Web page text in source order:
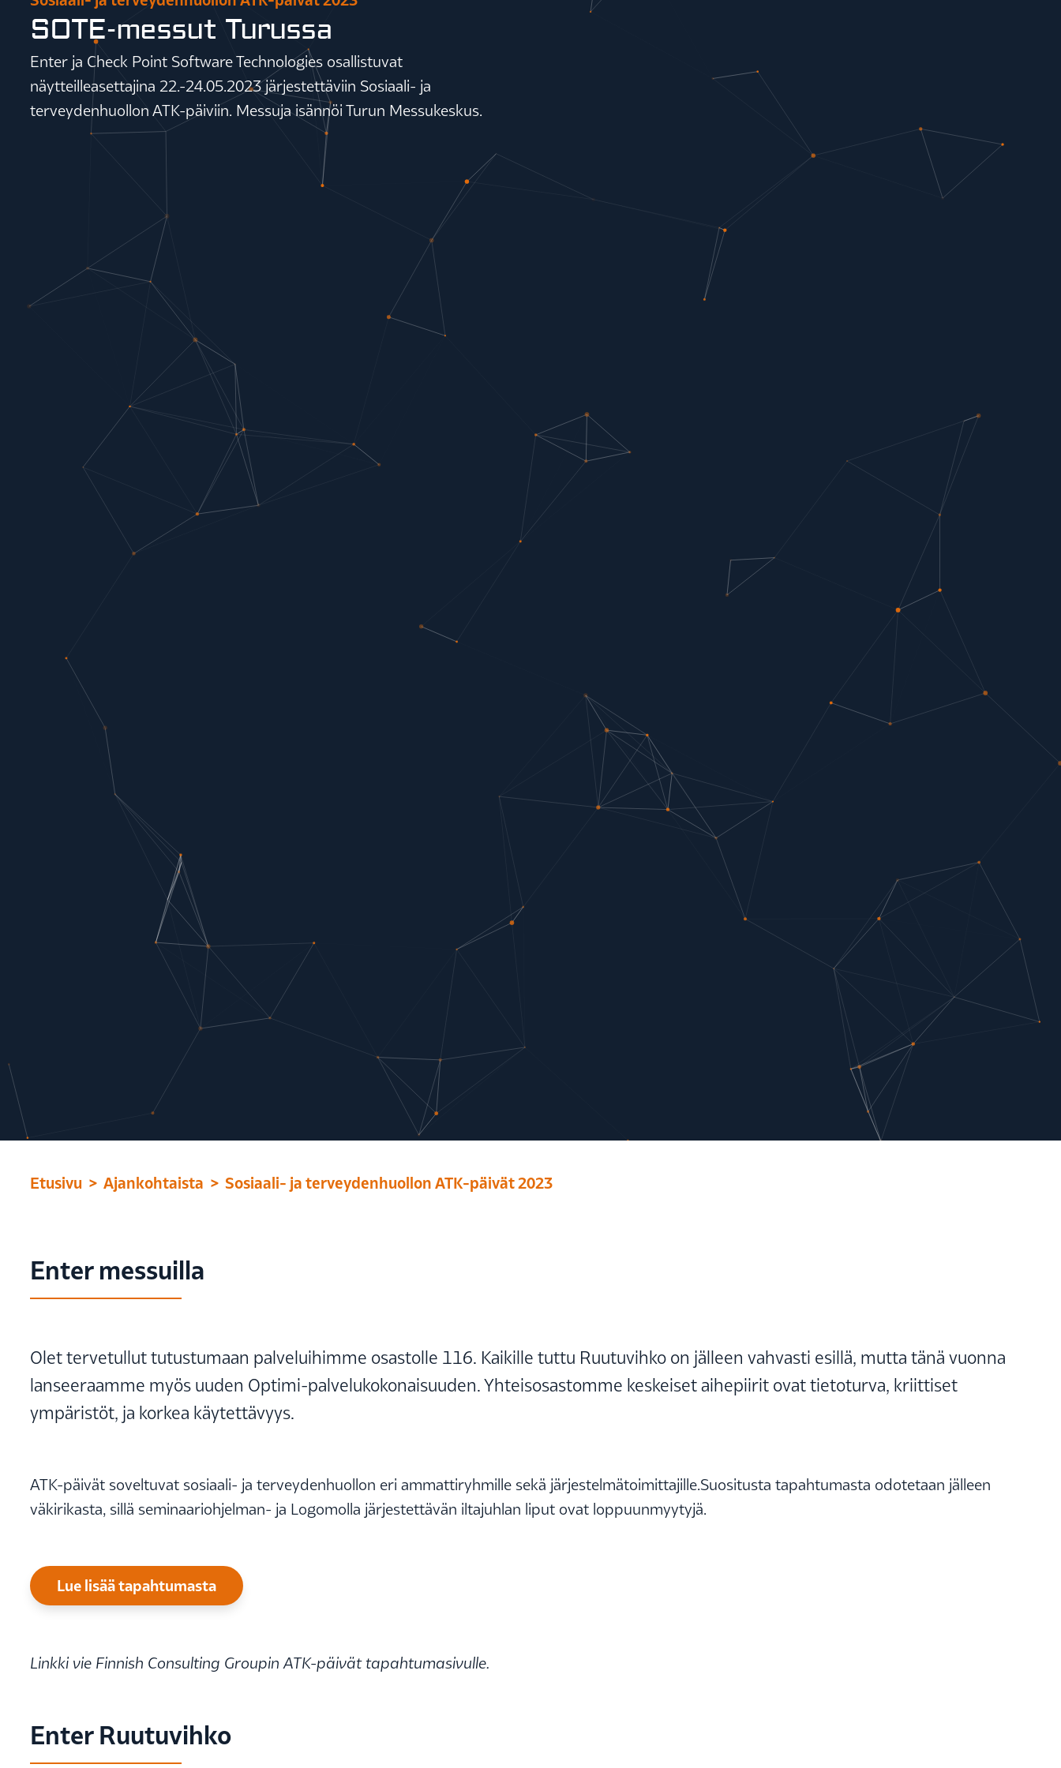
SOTE-messut Turussa
Enter ja Check Point Software Technologies osallistuvat
näytteilleasettajina 22.-24.05.2023 järjestettäviin Sosiaali- ja
terveydenhuollon ATK-päiviin. Messuja isännöi Turun Messukeskus.
Etusivu Ajankohtaista Sosiaali- ja terveydenhuollon ATK-päivät 2023
Enter messuilla
Olet tervetullut tutustumaan palveluihimme osastolle 116. Kaikille tuttu Ruutuvihko on jälleen vahvasti esillä, mutta tänä vuonna
lanseeraamme myös uuden Optimi-palvelukokonaisuuden. Yhteisosastomme keskeiset aihepiirit ovat tietoturva, kriittiset
ympäristöt, ja korkea käytettävyys.
ATK-päivät soveltuvat sosiaali- ja terveydenhuollon eri ammattiryhmille sekä järjestelmätoimittajille.Suositusta tapahtumasta odotetaan jälleen
väkirikasta, sillä seminaariohjelman- ja Logomolla järjestettävän iltajuhlan liput ovat loppuunmyytyjä.
Lue lisää tapahtumasta
Linkki vie Finnish Consulting Groupin ATK-päivät tapahtumasivulle.
Enter Ruutuvihko